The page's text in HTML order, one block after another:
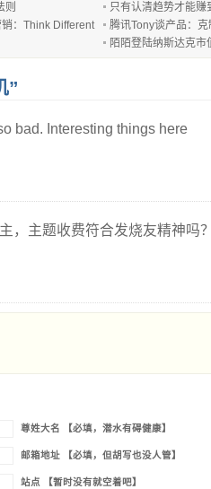
则
只有认清趋势才能赚
：Think Different
腾讯Tony谈产品：
陌陌登陆纳斯达克市
”
bad. Interesting things here
，主题收费符合发烧友精神吗
尊姓大名 【必填，潜水有碍健康】
邮箱地址 【必填，但胡写也没人管】
站点 【暂时没有就空着吧】